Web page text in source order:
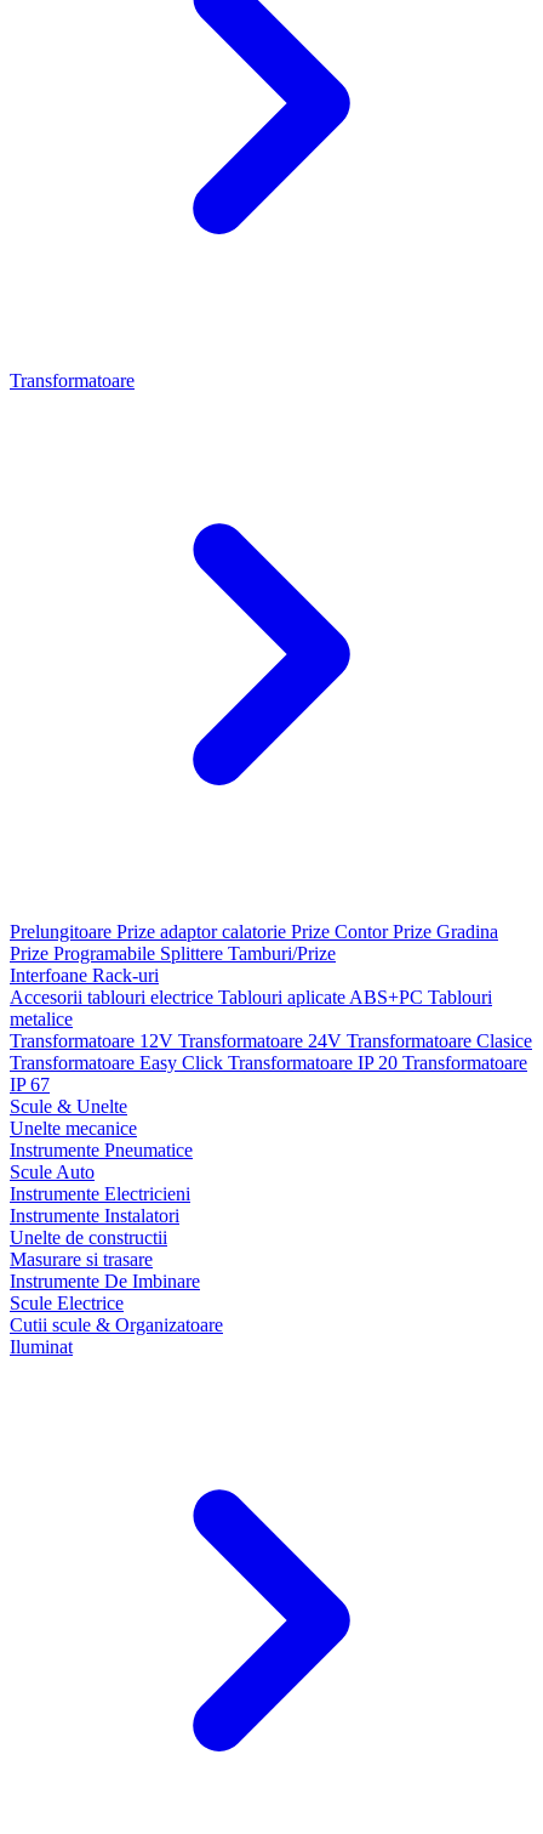
Transformatoare
Prelungitoare Prize adaptor calatorie Prize ContorPrize Gradina
Prize Programabile Splittere Tamburi/Prize
Interfoane Rack-uri
Accesorii tablouri electrice Tablouri aplicate ABS+PC Tablouri
metalice
Transformatoare 12V Transformatoare 24V Transformatoare Clasice
Transformatoare Easy Click Transformatoare IP 20 Transformatoare
IP 67
Scule & Unelte
Unelte mecanice
Instrumente Pneumatice
Scule Auto
Instrumente Electricieni
Instrumente Instalatori
Unelte de constructii
Masurare si trasare
Instrumente De Imbinare
Scule Electrice
Cutii scule & Organizatoare
Iluminat